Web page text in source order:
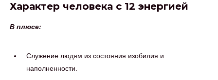
Характер человека с 12 энергией
В плюсе:
Служение людям из состояния изобилия и
наполненности.